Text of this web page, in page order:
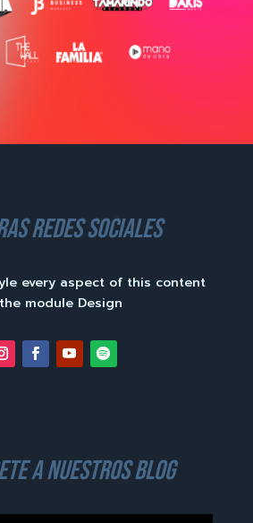
redes sociales
every aspect of this content
module Design
a nuestros blog